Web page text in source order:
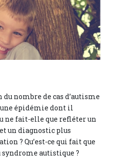
nombre de cas d’autisme
épidémie dont il
ne fait-elle que refléter un
un diagnostic plus
? Qu’est-ce qui fait que
autistique ?